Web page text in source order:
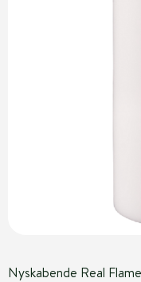
Nyskabende Real